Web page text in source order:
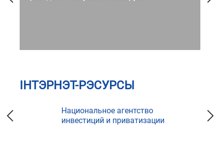
ІНТЭРНЭТ-РЭСУРСЫ
Национальное агентство
инвестиций и приватизации